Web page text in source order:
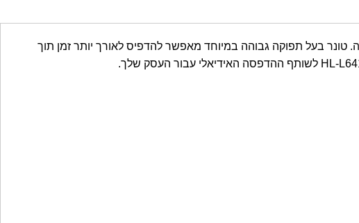
טונר בעל תפוקה גבוהה במיוחד מאפשר להדפיס לאורך יותר זמן תוך